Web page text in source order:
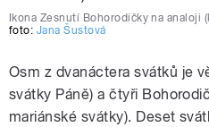
Ikona Zesnutí Bohorodičky na analoji
foto: Jana Šustová
Osm z dvanáctera svátků je
svátky Páně) a čtyři
mariánské svátky). Deset